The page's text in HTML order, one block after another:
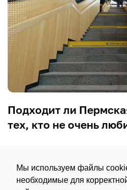
Мы используем файлы
необходимые для
Подходит ли
тех, кто не очень
эмоционально
ощущения скучной